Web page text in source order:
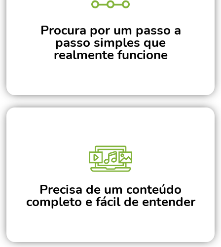
Procura por um passo a
passo simples que
realmente funcione
Precisa de um conteúdo
completo e fácil de entender